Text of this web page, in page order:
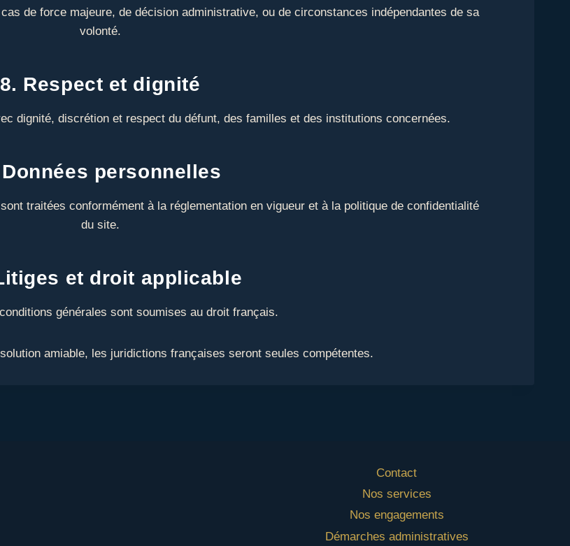
de force majeure, de décision administrative, ou de circonstances indépendantes de sa
volonté.
8. Respect et dignité
dignité, discrétion et respect du défunt, des familles et des institutions concernées.
personnelles
traitées conformément à la réglementation en vigueur et à la politique de confidentialité
du site.
et droit applicable
générales sont soumises au droit français.
amiable, les juridictions françaises seront seules compétentes.
Contact
Nos services
Nos engagements
Démarches administratives